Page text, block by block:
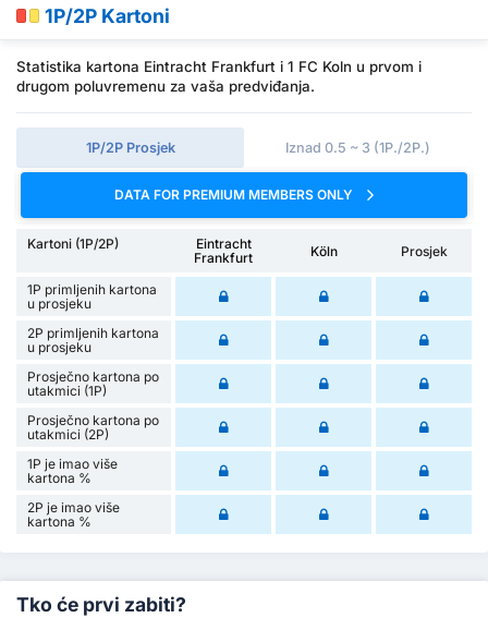
1P/2P Kartoni
Statistika kartona Eintracht Frankfurt i 1 FC Koln u prvom i
drugom poluvremenu za vaša predviđanja.
1P/2P Prosjek Iznad 0.5 ~ 3 (1P./2P.)
DATA FOR PREMIUM MEMBERS ONLY
Kartoni (1P/2P)
Eintracht
Frankfurt
Köln Prosjek
1P primljenih kartona
u prosjeku
2P primljenih kartona
u prosjeku
Prosječno kartona po
utakmici (1P)
Prosječno kartona po
utakmici (2P)
1P je imao više
kartona %
2P je imao više
kartona %
Tko će prvi zabiti?